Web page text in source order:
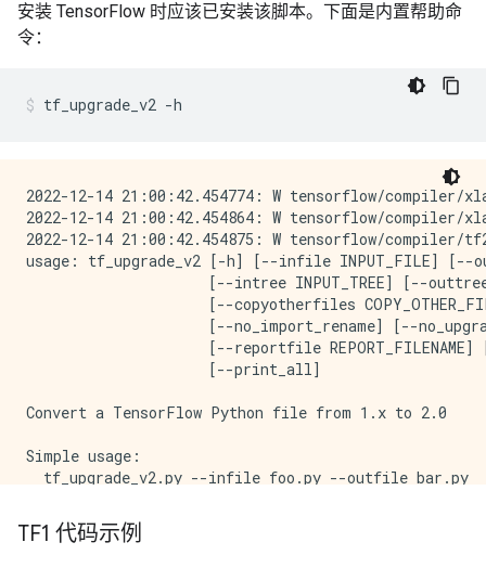
安装 TensorFlow 时应该已安装该脚本。下面是内置帮助命
令：
tf_upgrade_v2 -h
2022-12-14 21:00:42.454774: W tensorflow/
2022-12-14 21:00:42.454864: W tensorflow/
2022-12-14 21:00:42.454875: W tensorflow/
usage: tf_upgrade_v2 [-h] [--infile INPUT_FILE] [--
[--intree INPUT_TREE] [--
[--copyotherfiles
[--no_import_rename] [--
[--reportfile
                     [--print_all]
Convert a TensorFlow Python file from 1.x to 2.0
Simple usage:
  tf_upgrade_v2.py --infile foo.py --outfile bar.py
tf_upgrade_v2.py --intree ~/code/old --outtree ~/
TF1 代码示例